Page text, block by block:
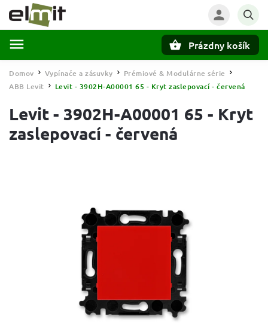
Prázdny košík
Domov / Vypínače a zásuvky / Prémiové & Modulárne série /
ABB Levit / Levit - 3902H-A00001 65 - Kryt zaslepovací - červená
Levit - 3902H-A00001 65 - Kryt
zaslepovací - červená